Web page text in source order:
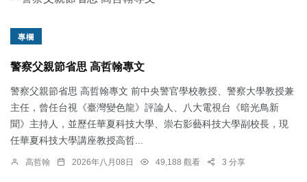
專欄
警察父親節省思 高哲翰專文
警察父親節省思 高哲翰專文 前中央警官學校教授、警察大學教授兼
主任，曾任台視《臺灣變色龍》評論人、八大電視台《暗光鳥新
聞》主持人，並歷任華夏科技大學、崇右影藝科技大學副校長，現
任華夏科技大學講座教授高哲...
高哲翰 2026年八月08日 49,188 觀看 3 分享